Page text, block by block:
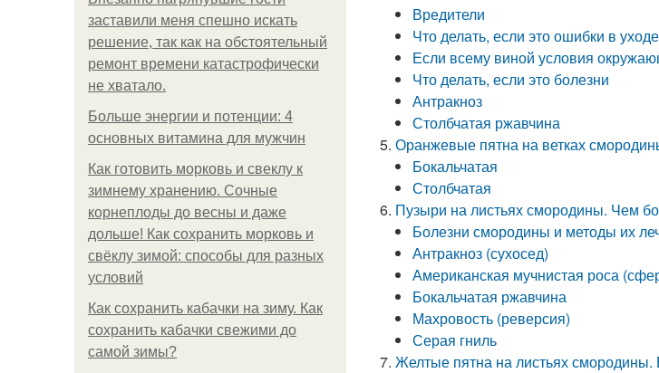
заставили меня спешно искать
решение, так как на обстоятельный
ремонт времени катастрофически
не хватало.
Больше энергии и потенции: 4
основных витамина для мужчин
Как готовить морковь и свеклу к
зимнему хранению. Сочные
корнеплоды до весны и даже
дольше! Как сохранить морковь и
свёклу зимой: способы для разных
условий
Как сохранить кабачки на зиму. Как
сохранить кабачки свежими до
самой зимы?
Вредители
Что делать, если это ошибки в уходе
Если всему виной условия
Что делать, если это болезни
Антракноз
Столбчатая ржавчина
Оранжевые пятна на ветках
Бокальчатая
Столбчатая
Пузыри на листьях смородины. Чем
Болезни смородины и методы их
Антракноз (сухосед)
Американская мучнистая роса
Бокальчатая ржавчина
Махровость (реверсия)
Серая гниль
Желтые пятна на листьях смородины.